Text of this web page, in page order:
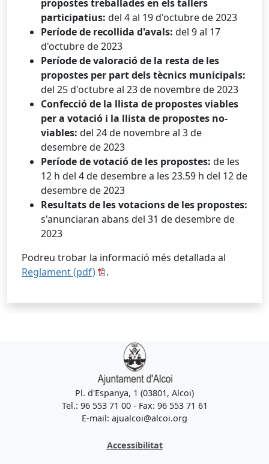
propostes treballades en els tallers
participatius: del 4 al 19 d'octubre de 2023
Període de recollida d'avals: del 9 al 17
d'octubre de 2023
Període de valoració de la resta de les
propostes per part dels tècnics municipals:
del 25 d'octubre al 23 de novembre de 2023
Confecció de la llista de propostes viables
per a votació i la llista de propostes no-
viables: del 24 de novembre al 3 de
desembre de 2023
Període de votació de les propostes: de les
12 h del 4 de desembre a les 23.59 h del 12 de
desembre de 2023
Resultats de les votacions de les propostes:
s'anunciaran abans del 31 de desembre de
2023
Podreu trobar la informació més detallada al
Reglament (pdf)
.
Pl. d'Espanya, 1 (03801, Alcoi)
Tel.: 96 553 71 00 - Fax: 96 553 71 61
E-mail: ajualcoi@alcoi.org
Accessibilitat